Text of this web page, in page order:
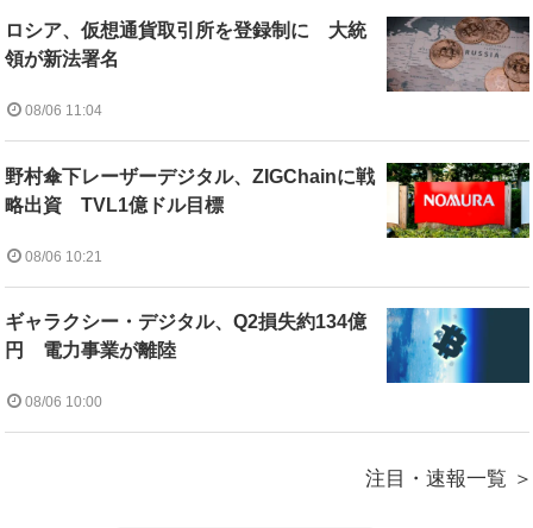
ロシア、仮想通貨取引所を登録制に 大統
領が新法署名
08/06 11:04
野村傘下レーザーデジタル、ZIGChainに戦
略出資 TVL1億ドル目標
08/06 10:21
ギャラクシー・デジタル、Q2損失約134億
円 電力事業が離陸
08/06 10:00
注目・速報一覧